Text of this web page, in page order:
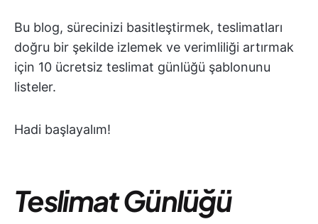
Bu blog, sürecinizi basitleştirmek, teslimatları
doğru bir şekilde izlemek ve verimliliği artırmak
için 10 ücretsiz teslimat günlüğü şablonunu
listeler.
Hadi başlayalım!
Teslimat Günlüğü